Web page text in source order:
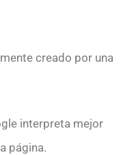
creado por una
interpreta mejor
página.